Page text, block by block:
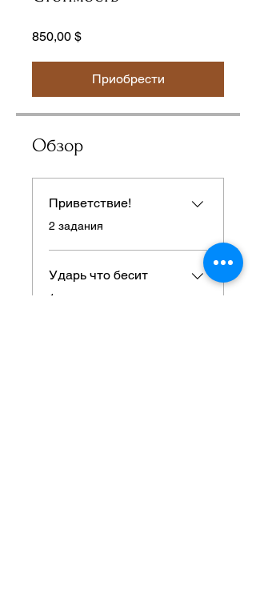
850,00 $
Приобрести
Обзор
Приветствие!
.2 задания
Ударь что бесит
.1 задание